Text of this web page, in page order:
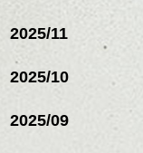
2025/11
2025/10
2025/09